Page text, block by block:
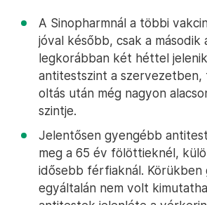
A Sinopharmnál a többi
jóval később, csak a második
legkorábban két héttel
antitestszint a szervezetben,
oltás után még nagyon
szintje.
Jelentősen gyengébb
meg a 65 év fölöttieknél,
idősebb férfiaknál. Körükben
egyáltalán nem volt